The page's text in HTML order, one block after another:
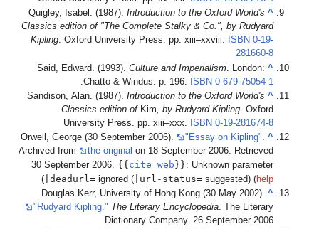
^
Quigley, Isabel. (1987). Introduction to the Oxford World's
Classics edition of "The Complete Stalky & Co.", by Rudyard
Kipling. Oxford University Press. pp. xiii–xxviii. ISBN 0-19-
281660-8
^
Said, Edward. (1993). Culture and Imperialism. London:
Chatto & Windus. p. 196.
ISBN 0-679-75054-1
^
Sandison, Alan. (1987). Introduction to the Oxford World's
Classics edition of Kim , by Rudyard Kipling. Oxford
University Press. pp. xiii–xxx.
ISBN 0-19-281674-8
^
Orwell, George (30 September 2006). "Essay on Kipling".
Archived from
the original on 18 September 2006. Retrieved
30 September2006. {{ cite web }}: Unknown parameter
|deadurl=ignored (|url-status=suggested) (help
)
^
Douglas Kerr, University of Hong Kong (30 May 2002).
"Rudyard Kipling." The Literary Encyclopedia. The Literary
Dictionary Company. 26 September 2006.